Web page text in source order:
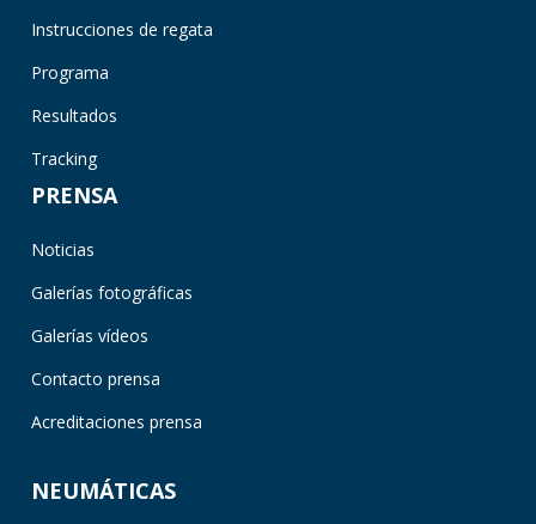
Instrucciones de regata
Programa
Resultados
Tracking
PRENSA
Noticias
Galerías fotográficas
Galerías vídeos
Contacto prensa
Acreditaciones prensa
NEUMÁTICAS